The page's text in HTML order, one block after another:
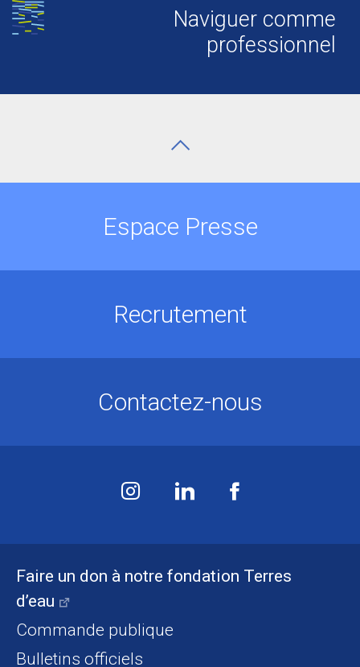
Naviguer comme
professionnel
Faire un don à notre fondation Terres
d’eau
Commande publique
Bulletins officiels
Espace Presse
Recrutement
Contactez-nous